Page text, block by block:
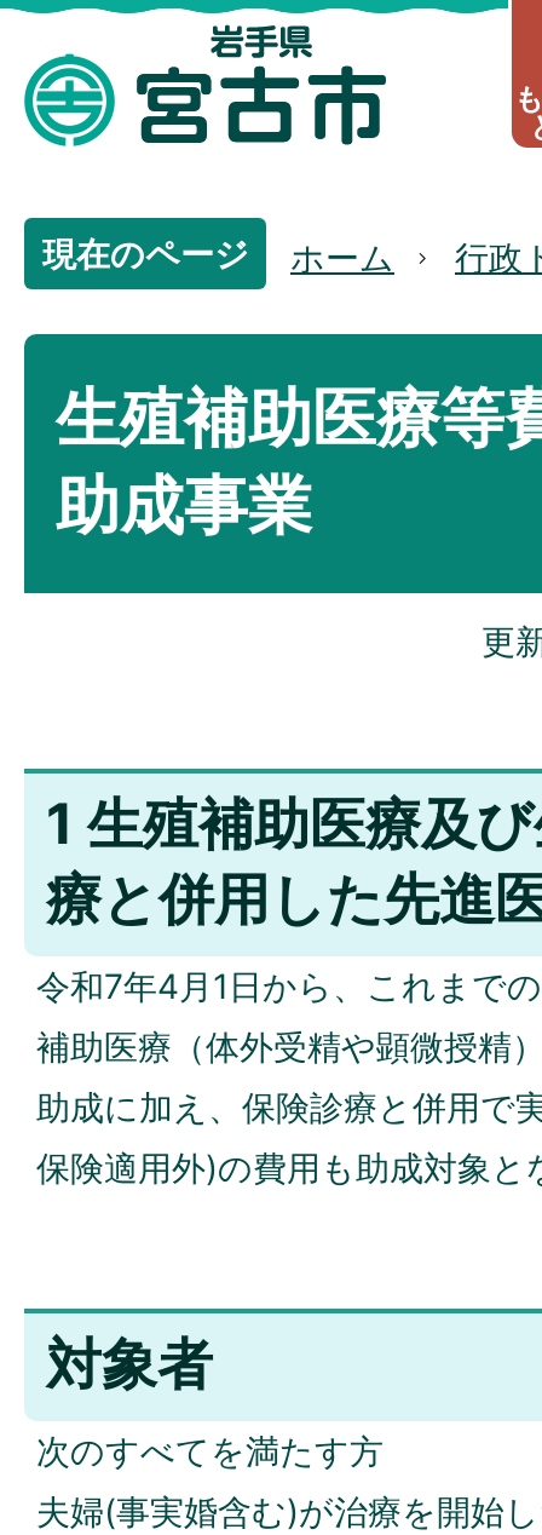
現在のページ ホーム 行政
生殖補助医療等
助成事業
更
1 生殖補助医療及
療と併用した先進
令和7年4月1日から、これまで
補助医療（体外受精や顕微授精
助成に加え、保険診療と併用で
保険適用外)の費用も助成対象と
対象者
次のすべてを満たす方
夫婦(事実婚含む)が治療を開始